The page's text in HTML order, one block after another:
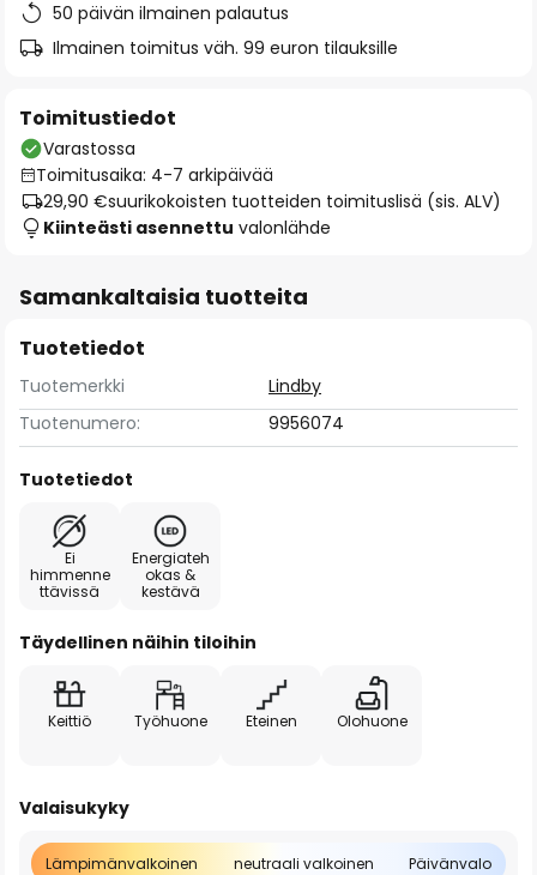
50 päivän ilmainen palautus
Ilmainen toimitus väh. 99 euron tilauksille
Toimitustiedot
Varastossa
Toimitusaika: 4-7 arkipäivää
29,90 €suurikokoisten tuotteiden toimituslisä (sis. ALV)
Kiinteästi asennettu valonlähde
Samankaltaisia tuotteita
Tuotetiedot
Tuotemerkki
Lindby
Tuotenumero:
9956074
Tuotetiedot
Ei
himmenne
ttävissä
Energiateh
okas &
kestävä
Täydellinen näihin tiloihin
Keittiö Työhuone Eteinen Olohuone
Valaisukyky
Lämpimänvalkoinen neutraali valkoinen Päivänvalo